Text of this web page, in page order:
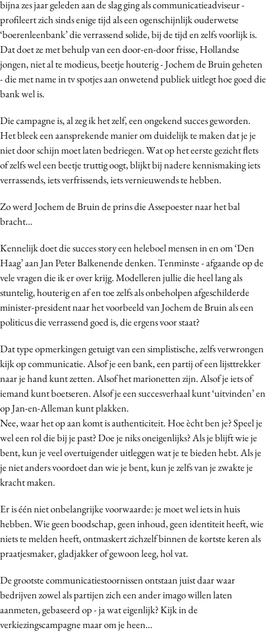
Diversiteit
Effectiviteit
Gedragsverandering
Influencer marketing
Interne communicatie
Media
Merkstrategie
PR
Programmatic
Reputatie & crisis
bijna zes jaar geleden aan de slag ging als communicatieadviseur -
profileert zich sinds enige tijd als een ogenschijnlijk ouderwetse
‘boerenleenbank’ die verrassend solide, bij de tijd en zelfs voorlijk is.
Dat doet ze met behulp van een door-en-door frisse, Hollandse
jongen, niet al te modieus, beetje houterig - Jochem de Bruin geheten
- die met name in tv spotjes aan onwetend publiek uitlegt hoe goed die
bank wel is.
Die campagne is, al zeg ik het zelf, een ongekend succes geworden.
Het bleek een aansprekende manier om duidelijk te maken dat je je
niet door schijn moet laten bedriegen. Wat op het eerste gezicht flets
of zelfs wel een beetje truttig oogt, blijkt bij nadere kennismaking iets
verrassends, iets verfrissends, iets vernieuwends te hebben.
Zo werd Jochem de Bruin de prins die Assepoester naar het bal
bracht…
Kennelijk doet die succes story een heleboel mensen in en om ‘Den
Haag’ aan Jan Peter Balkenende denken. Tenminste - afgaande op de
vele vragen die ik er over krijg. Modelleren jullie die heel lang als
stuntelig, houterig en af en toe zelfs als onbeholpen afgeschilderde
minister-president naar het voorbeeld van Jochem de Bruin als een
politicus die verrassend goed is, die ergens voor staat?
Dat type opmerkingen getuigt van een simplistische, zelfs verwrongen
kijk op communicatie. Alsof je een bank, een partij of een lijsttrekker
naar je hand kunt zetten. Alsof het marionetten zijn. Alsof je iets of
iemand kunt boetseren. Alsof je een succesverhaal kunt ‘uitvinden’ en
op Jan-en-Alleman kunt plakken.
Nee, waar het op aan komt is authenticiteit. Hoe ècht ben je? Speel je
wel een rol die bij je past? Doe je niks oneigenlijks? Als je blijft wie je
bent, kun je veel overtuigender uitleggen wat je te bieden hebt. Als je
je niet anders voordoet dan wie je bent, kun je zelfs van je zwakte je
kracht maken.
Er is één niet onbelangrijke voorwaarde: je moet wel iets in huis
hebben. Wie geen boodschap, geen inhoud, geen identiteit heeft, wie
niets te melden heeft, ontmaskert zichzelf binnen de kortste keren als
praatjesmaker, gladjakker of gewoon leeg, hol vat.
De grootste communicatiestoornissen ontstaan juist daar waar
bedrijven zowel als partijen zich een ander imago willen laten
aanmeten, gebaseerd op - ja wat eigenlijk? Kijk in de
verkiezingscampagne maar om je heen…